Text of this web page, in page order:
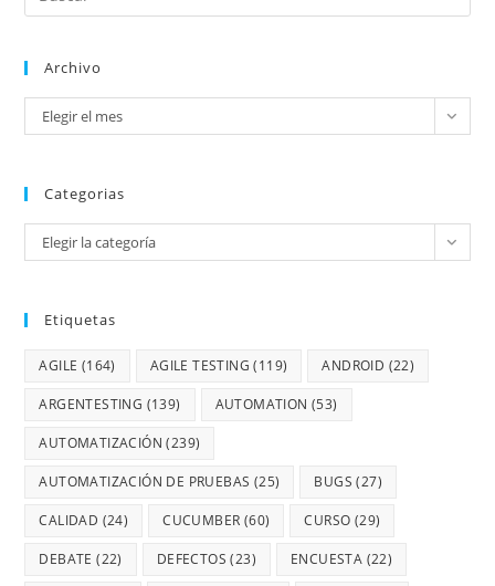
Archivo
Elegir el mes
Categorias
Elegir la categoría
Etiquetas
AGILE (164) AGILE TESTING (119) ANDROID (22)
ARGENTESTING (139) AUTOMATION (53)
AUTOMATIZACIÓN (239)
AUTOMATIZACIÓN DE PRUEBAS (25) BUGS (27)
CALIDAD (24) CUCUMBER (60) CURSO (29)
DEBATE (22) DEFECTOS (23) ENCUESTA (22)